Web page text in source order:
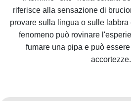
riferisce alla sensazione di
provare sulla lingua o sulle labbra
fenomeno può rovinare
fumare una pipa e può
accortezze.